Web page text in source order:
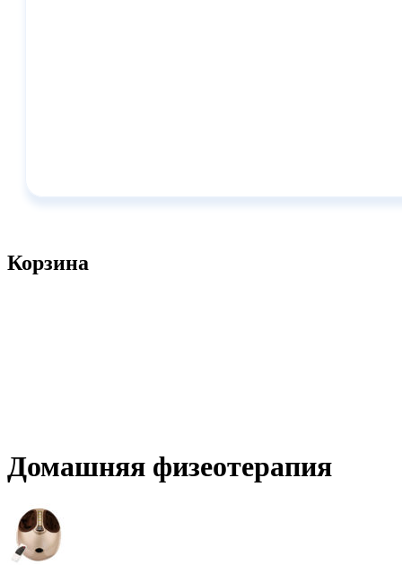
Корзина
Домашняя физеотерапия